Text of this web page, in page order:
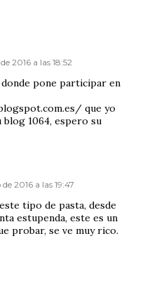
2016 a las 18:52
pone participar en
que yo
blog 1064, espero su
2016 a las 19:47
tipo de pasta, desde
estupenda, este es un
probar, se ve muy rico.